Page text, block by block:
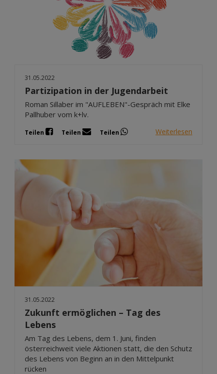
Mär 2026
Feb 2026
Jan 2026
31.05.2022
Partizipation in der Jugendarbeit
Roman Sillaber im "AUFLEBEN"-Gespräch mit Elke
Pallhuber vom k+lv.
Teilen Teilen Teilen Weiterlesen
31.05.2022
Zukunft ermöglichen – Tag des
Lebens
Am Tag des Lebens, dem 1. Juni, finden
österreichweit viele Aktionen statt, die den Schutz
des Lebens von Beginn an in den Mittelpunkt
rücken